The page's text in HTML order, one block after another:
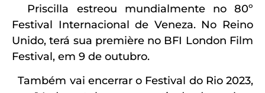
Priscilla estreou mundialmente no 80º
Festival Internacional de Veneza. No Reino
Unido, terá sua première no BFI London Film
Festival, em 9 de outubro.
Também vai encerrar o Festival do Rio 2023,